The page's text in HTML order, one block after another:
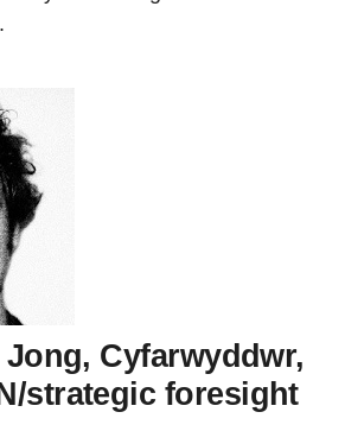
Cyfarwyddwr,
strategic foresight